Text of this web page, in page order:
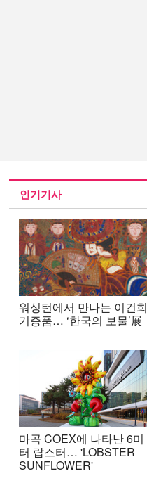
인기기사
워싱턴에서 만나는 이건희
기증품… ‘한국의 보물’展
마곡 COEX에 나타난 6미
터 랍스터… 'LOBSTER
SUNFLOWER'